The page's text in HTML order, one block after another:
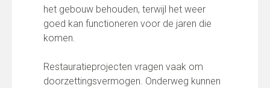
het gebouw behouden, terwijl het weer
goed kan functioneren voor de jaren die
komen.
Restauratieprojecten vragen vaak om
doorzettingsvermogen. Onderweg kunnen